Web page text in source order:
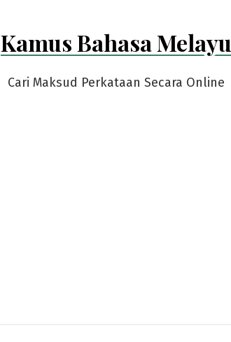
Kamus Bahasa Melayu
Cari Maksud Perkataan Secara Online